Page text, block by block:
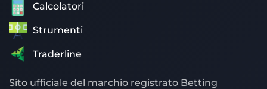
Calcolatori
Strumenti
Traderline
Sito ufficiale del marchio registrato Betting